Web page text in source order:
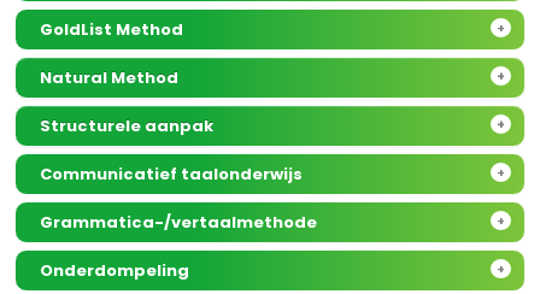
GoldList Method +
Natural Method +
Structurele aanpak +
Communicatief taalonderwijs +
Grammatica-/vertaalmethode +
Onderdompeling +